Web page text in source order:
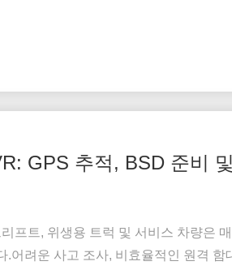
카메라 모니터링 시스템은 4G 무선 전
GPS 추적, BSD 준비
프트, 위생용 트럭 및 서비스 차량은
.어려운 사고 조사, 비효율적인 원격 함